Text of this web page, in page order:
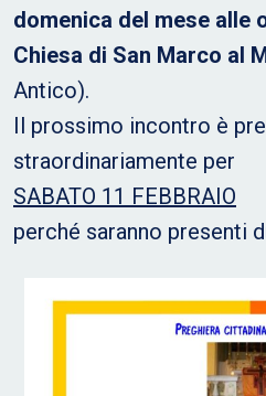
domenica del mese alle
Chiesa di San Marco al
Antico).
Il prossimo incontro è
straordinariamente per
SABATO 11 FEBBRAIO
perché saranno presenti